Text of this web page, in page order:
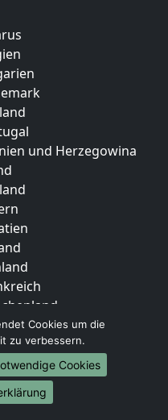
und Herzegowina
Cookies um die
zu verbessern.
Cookies